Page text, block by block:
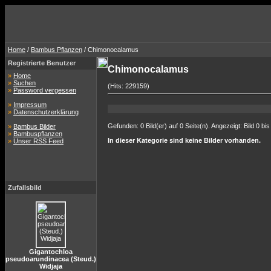
Home / Bambus Pflanzen / Chimonocalamus
Registrierte Benutzer
» Home
» Suchen
» Password vergessen
» Impressum
» Datenschutzerklärung
» Bambus Bilder
» Bambuspflanzen
» Unser RSS Feed
Zufallsbild
Gigantochloa
pseudoarundinacea (Steud.)
Widjaja
Chimonocalamus
(Hits: 229159)
Gefunden: 0 Bild(er) auf 0 Seite(n). Angezeigt: Bild 0 bis
In dieser Kategorie sind keine Bilder vorhanden.